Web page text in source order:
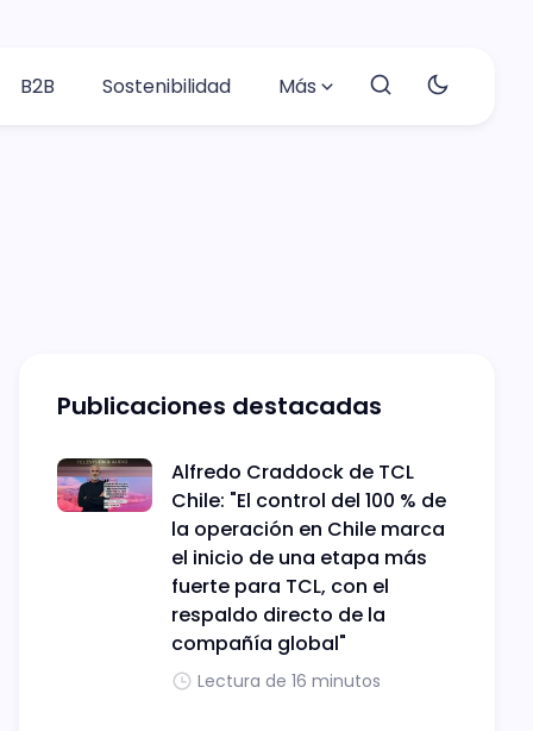
B2B Sostenibilidad Más
Publicaciones destacadas
Alfredo Craddock de TCL
Chile: "El control del 100 % de
la operación en Chile marca
el inicio de una etapa más
fuerte para TCL, con el
respaldo directo de la
compañía global"
Lectura de 16 minutos